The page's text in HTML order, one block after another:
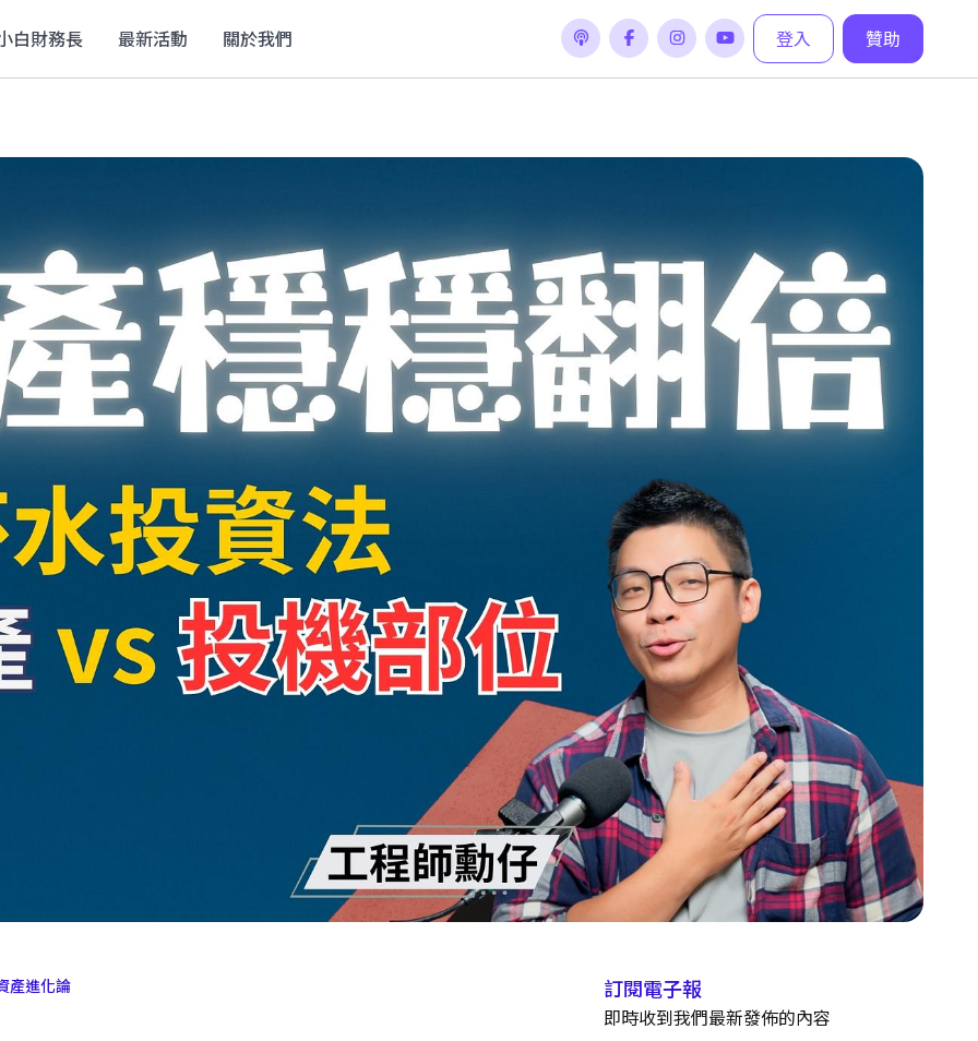
登入 贊助
白財務長 最新活動 關於我們
產進化論 訂閱電子報
即時收到我們最新發佈的內容